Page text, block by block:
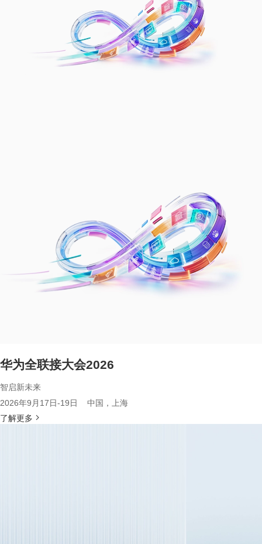
华为全联接大会2026
智启新未来
2026年9月17日-19日 中国，上海
了解更多